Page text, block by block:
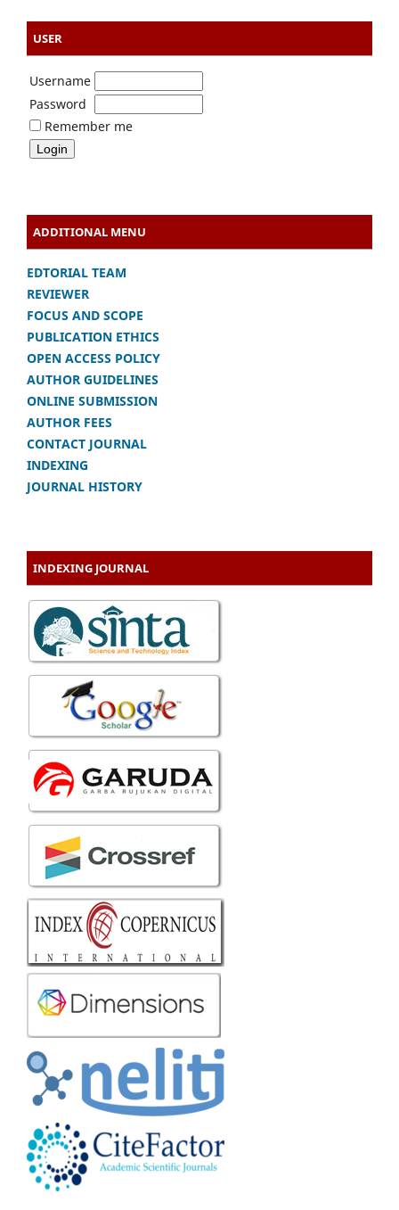
USER
Username
Password
Remember me
ADDITIONAL MENU
EDTORIAL TEAM
REVIEWER
FOCUS AND SCOPE
PUBLICATION ETHICS
OPEN ACCESS POLICY
AUTHOR GUIDELINES
ONLINE SUBMISSION
AUTHOR FEES
CONTACT JOURNAL
INDEXING
JOURNAL HISTORY
INDEXING JOURNAL